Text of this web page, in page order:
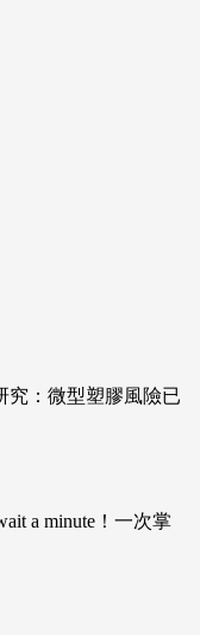
究：微型塑膠風險已
a minute！一次掌